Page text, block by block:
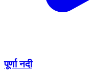
पूर्णा नदी